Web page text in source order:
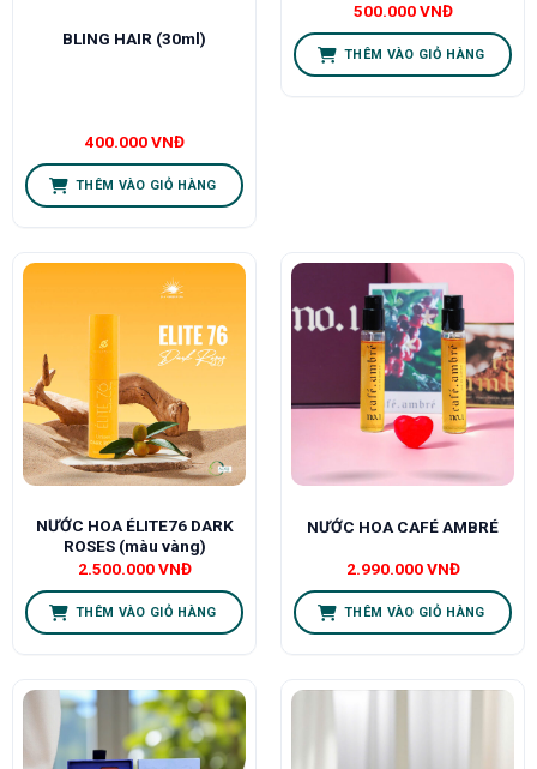
BLING HAIR (30ml)
400.000VNĐ
THÊM VÀO GIỎ HÀNG
500.000VNĐ
THÊM VÀO GIỎ HÀNG
NƯỚC HOA ÉLITE76 DARK
ROSES (màu vàng)
2.500.000VNĐ
THÊM VÀO GIỎ HÀNG
NƯỚC HOA CAFÉ AMBRÉ
2.990.000VNĐ
THÊM VÀO GIỎ HÀNG